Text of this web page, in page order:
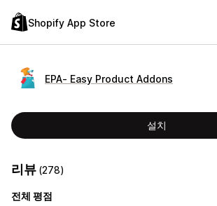
Shopify App Store
EPA‑ Easy Product Addons
설치
리뷰 (278)
전체 평점